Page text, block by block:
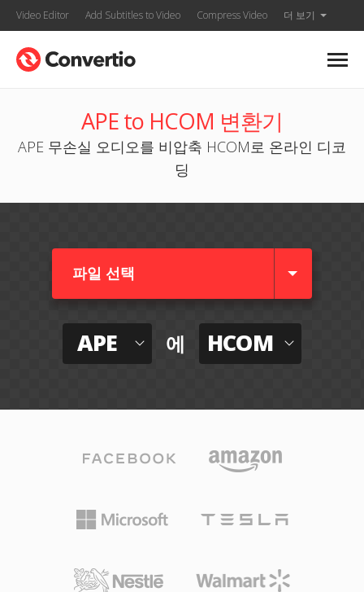
Video Editor Add Subtitles to Video Compress Video 더 보기
APE to HCOM 변환기
APE 무손실 오디오를 비압축 HCOM로 온라인 디코
딩
파일 선택
APE 에 HCOM